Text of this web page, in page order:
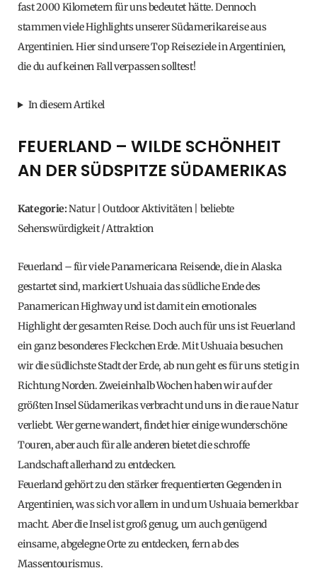
fast 2000 Kilometern für uns bedeutet hätte. Dennoch
stammen viele Highlights unserer Südamerikareise aus
Argentinien. Hier sind unsere Top Reiseziele in Argentinien,
die du auf keinen Fall verpassen solltest!
In diesem Artikel
FEUERLAND – WILDE SCHÖNHEIT
AN DER SÜDSPITZE SÜDAMERIKAS
Kategorie:Natur | Outdoor Aktivitäten | beliebte
Sehenswürdigkeit / Attraktion
Feuerland – für viele Panamericana Reisende, die in Alaska
gestartet sind, markiert Ushuaia das südliche Ende des
Panamerican Highway und ist damit ein emotionales
Highlight der gesamten Reise. Doch auch für uns ist Feuerland
ein ganz besonderes Fleckchen Erde. Mit Ushuaia besuchen
wir die südlichste Stadt der Erde, ab nun geht es für uns stetig in
Richtung Norden. Zweieinhalb Wochen haben wir auf der
größten Insel Südamerikas verbracht und uns in die raue Natur
verliebt. Wer gerne wandert, findet hier einige wunderschöne
Touren, aber auch für alle anderen bietet die schroffe
Landschaft allerhand zu entdecken.
Feuerland gehört zu den stärker frequentierten Gegenden in
Argentinien, was sich vor allem in und um Ushuaia bemerkbar
macht. Aber die Insel ist groß genug, um auch genügend
einsame, abgelegne Orte zu entdecken, fern ab des
Massentourismus.